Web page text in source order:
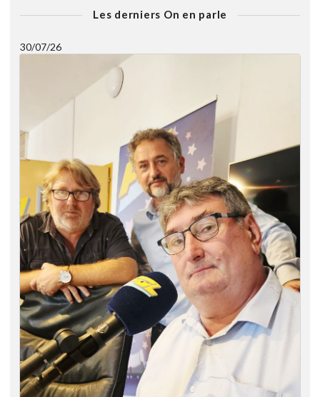
Les derniers On en parle
30/07/26